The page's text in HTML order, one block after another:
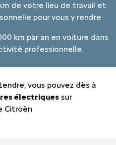
de votre lieu de travail et
pour vous y rendre
km par an en voiture dans
professionnelle.
vous pouvez dès à
électriques sur
Citroën